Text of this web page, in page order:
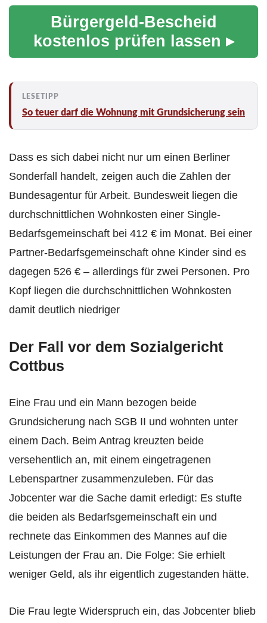
Bürgergeld-Bescheid
kostenlos prüfen lassen ▸
So teuer darf die Wohnung mit Grundsicherung sein
Dass es sich dabei nicht nur um einen Berliner
Sonderfall handelt, zeigen auch die Zahlen der
Bundesagentur für Arbeit. Bundesweit liegen die
durchschnittlichen Wohnkosten einer Single-
Bedarfsgemeinschaft bei 412 € im Monat. Bei einer
Partner-Bedarfsgemeinschaft ohne Kinder sind es
dagegen 526 € – allerdings für zwei Personen. Pro
Kopf liegen die durchschnittlichen Wohnkosten
damit deutlich niedriger
Der Fall vor dem Sozialgericht
Cottbus
Eine Frau und ein Mann bezogen beide
Grundsicherung nach SGB II und wohnten unter
einem Dach. Beim Antrag kreuzten beide
versehentlich an, mit einem eingetragenen
Lebenspartner zusammenzuleben. Für das
Jobcenter war die Sache damit erledigt: Es stufte
die beiden als Bedarfsgemeinschaft ein und
rechnete das Einkommen des Mannes auf die
Leistungen der Frau an. Die Folge: Sie erhielt
weniger Geld, als ihr eigentlich zugestanden hätte.
Die Frau legte Widerspruch ein, das Jobcenter blieb